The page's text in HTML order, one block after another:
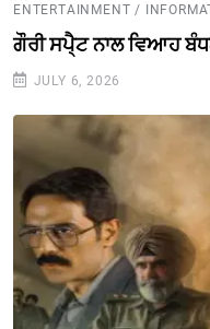
ENTERTAINMENT /
ਗੌਰੀ ਸਪੈ੍ਟ ਨਾਲ ਵਿਆਹ
JULY 6, 2026